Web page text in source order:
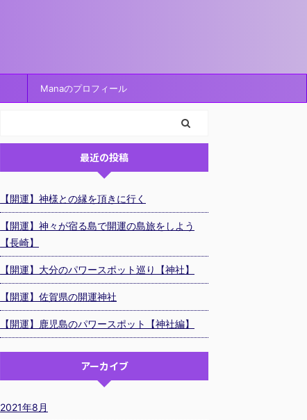
Manaのプロフィール
最近の投稿
【開運】神様との縁を頂きに行く
【開運】神々が宿る島で開運の島旅をしよう
【長崎】
【開運】大分のパワースポット巡り【神社】
【開運】佐賀県の開運神社
【開運】鹿児島のパワースポット【神社編】
アーカイブ
2021年8月